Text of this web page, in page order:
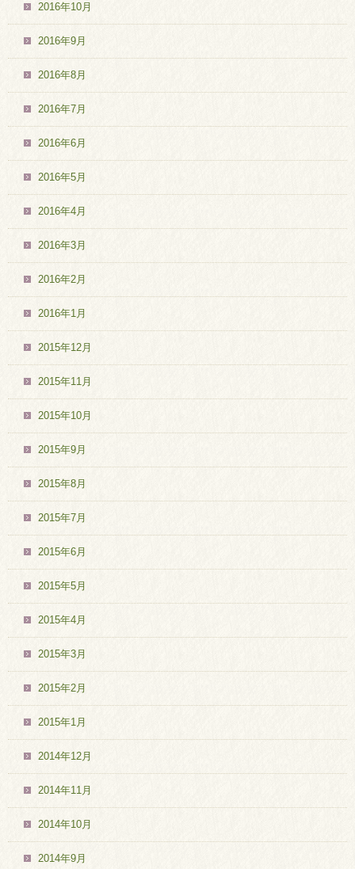
2016年10月
2016年9月
2016年8月
2016年7月
2016年6月
2016年5月
2016年4月
2016年3月
2016年2月
2016年1月
2015年12月
2015年11月
2015年10月
2015年9月
2015年8月
2015年7月
2015年6月
2015年5月
2015年4月
2015年3月
2015年2月
2015年1月
2014年12月
2014年11月
2014年10月
2014年9月